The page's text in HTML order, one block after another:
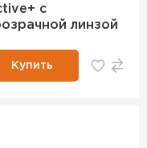
с
линзой
Купить